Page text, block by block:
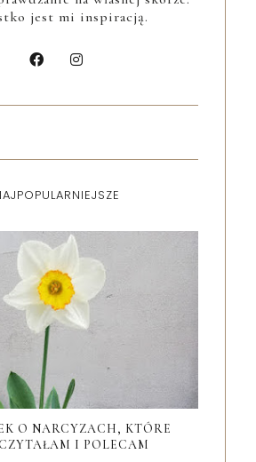
jest mi inspiracją.
O NARCYZACH, KTÓRE
I POLECAM